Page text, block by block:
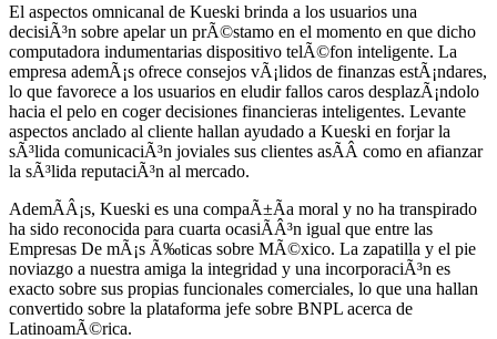
El aspectos omnicanal de Kueski brinda a los usuarios una
decisiÃ³n sobre apelar un prÃ©stamo en el momento en que dicho
computadora indumentarias dispositivo telÃ©fon inteligente. La
empresa ademÃ¡s ofrece consejos vÃ¡lidos de finanzas estÃ¡ndares,
lo que favorece a los usuarios en eludir fallos caros desplazÃ¡ndolo
hacia el pelo en coger decisiones financieras inteligentes. Levante
aspectos anclado al cliente hallan ayudado a Kueski en forjar la
sÃ³lida comunicaciÃ³n joviales sus clientes asÃ­Â­ como en afianzar
la sÃ³lida reputaciÃ³n al mercado.
AdemÃ­Â¡s, Kueski es una compaÃ±Ã­a moral y no ha transpirado
ha sido reconocida para cuarta ocasiÃ­Â³n igual que entre las
Empresas De mÃ¡s Ã‰ticas sobre MÃ©xico. La zapatilla y el pie
noviazgo a nuestra amiga la integridad y una incorporaciÃ³n es
exacto sobre sus propias funcionales comerciales, lo que una hallan
convertido sobre la plataforma jefe sobre BNPL acerca de
LatinoamÃ©rica.